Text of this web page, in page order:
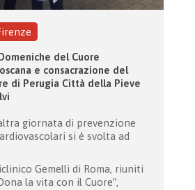
del Cuore
e consacrazione del
di Perugia Città della Pieve
giornata di prevenzione
si è svolta ad
Gemelli di Roma, riuniti
la vita con il Cuore”,